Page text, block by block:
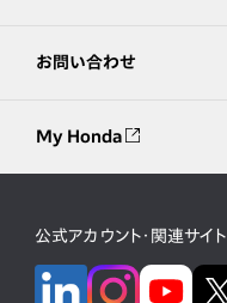
お問い合わせ
My Honda
公式アカウント・関連サイト